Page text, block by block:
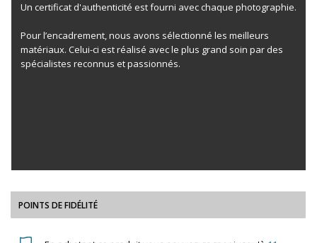
Un certificat d'authenticité est fourni avec chaque photographie.
Pour l’encadrement, nous avons sélectionné les meilleurs
matériaux. Celui-ci est réalisé avec le plus grand soin par des
spécialistes reconnus et passionnés.
POINTS DE FIDÉLITÉ